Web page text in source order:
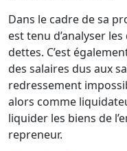
Dans le cadre de sa
est tenu d’analyser
dettes. C’est
des salaires dus aux
redressement
alors comme
liquider les biens de
repreneur.